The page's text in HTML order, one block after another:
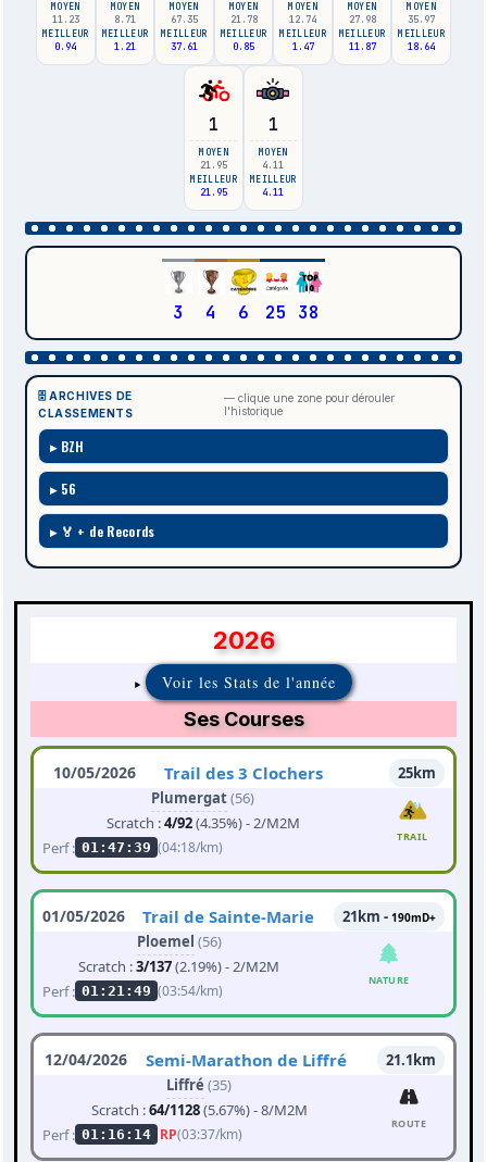
MOYEN
11.23
MEILLEUR
0.94
MOYEN
8.71
MEILLEUR
1.21
MOYEN
67.35
MEILLEUR
37.61
MOYEN
21.78
MEILLEUR
0.85
MOYEN
12.74
MEILLEUR
1.47
MOYEN
27.98
MEILLEUR
11.87
MOYEN
35.97
MEILLEUR
18.64
1
MOYEN
21.95
MEILLEUR
21.95
1
MOYEN
4.11
MEILLEUR
4.11
3 4 6 25 38
🗄️ ARCHIVES DE
CLASSEMENTS
— clique une zone pour dérouler
l'historique
BZH
56
🏅 + de Records
2026
Voir les Stats de l'année
Ses Courses
10/05/2026 Trail des 3 Clochers
25km
Plumergat(56)
Scratch :4/92(4.35%) - 2/M2M
Perf : 01:47:39 (04:18/km)
TRAIL
01/05/2026 Trail de Sainte-Marie 21km - 190mD+
Ploemel (56)
Scratch :3/137(2.19%) - 2/M2M
Perf : 01:21:49 (03:54/km)
NATURE
12/04/2026 Semi-Marathon de Liffré
21.1km
Liffré (35)
Scratch :64/1128(5.67%) - 8/M2M
Perf : 01:16:14 RP(03:37/km)
ROUTE